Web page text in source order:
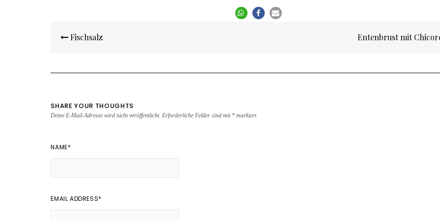
Fischsalz Entenbrust mit
SHARE YOUR THOUGHTS
Deine E-Mail-Adresse wird nicht veröffentlicht. Erforderliche Felder sind mit * markiert
NAME*
EMAIL ADDRESS*